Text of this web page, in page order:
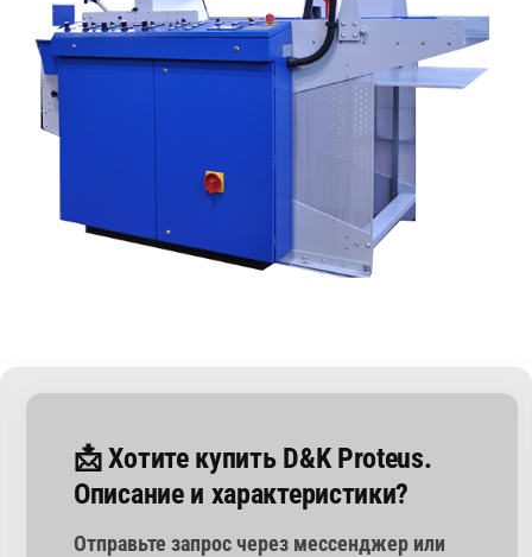
📩 Хотите купить D&K Proteus.
Описание и характеристики?
Отправьте запрос через мессенджер или